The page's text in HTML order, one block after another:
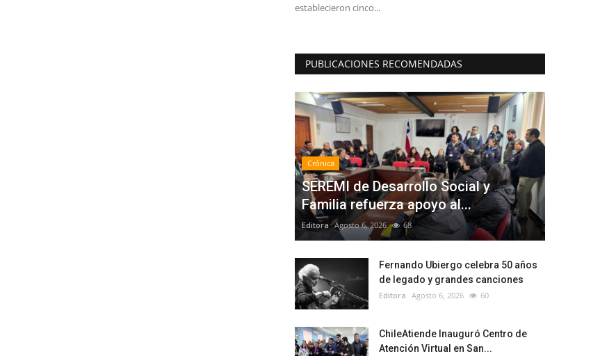
establecieron cinco...
PUBLICACIONES RECOMENDADAS
Crónica
SEREMI de Desarrollo Social y
Familia refuerza apoyo al...
Editora Agosto 6, 2026 68
Fernando Ubiergo celebra 50 años
de legado y grandes canciones
Editora Agosto 6, 2026 60
ChileAtiende Inauguró Centro de
Atención Virtual en San...